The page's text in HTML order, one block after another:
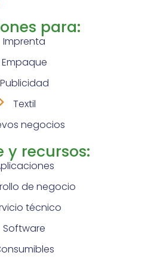
para:
Imprenta
Empaque
Publicidad
Textil
negocios
y recursos:
de negocio
técnico
Software